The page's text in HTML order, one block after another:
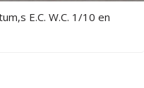
E.C. W.C. 1/10 en